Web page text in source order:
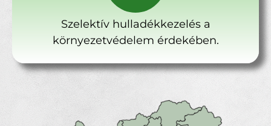
Szelektív hulladékkezelés a
környezetvédelem érdekében.